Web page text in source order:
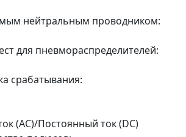
нейтральным проводником:
для пневмораспределителей:
срабатывания:
(AC)/Постоянный ток (DC)